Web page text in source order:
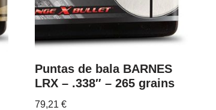
Puntas de bala BARNES
LRX – .338″ – 265 grains
79,21€